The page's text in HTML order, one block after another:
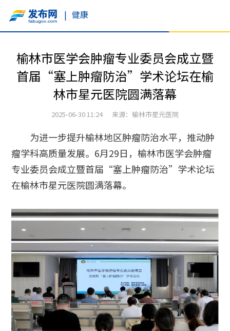
| 健康
榆林市医学会肿瘤专业委员会成立暨
首届“塞上肿瘤防治”学术论坛在榆
林市星元医院圆满落幕
2025-06-30 11:24 来源：榆林市星元医院
为进一步提升榆林地区肿瘤防治水平，推动肿
瘤学科高质量发展。6月29日，榆林市医学会肿瘤
专业委员会成立暨首届“塞上肿瘤防治”学术论坛
在榆林市星元医院圆满落幕。